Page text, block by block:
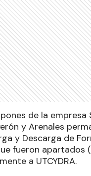
de la empresa
y Arenales
y Descarga de
fueron apartados
a UTCYDRA.